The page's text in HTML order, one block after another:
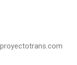
proyectotrans.com